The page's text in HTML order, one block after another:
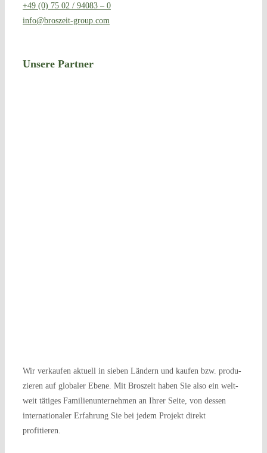
+49 (0) 75 02 / 94083 – 0
info@broszeit-group.com
Unse­re Partner
Wir ver­kau­fen aktu­ell in sie­ben Län­dern und kau­fen bzw. pro­du­
zie­ren auf glo­ba­ler Ebe­ne. Mit Bro­szeit haben Sie also ein welt­
weit täti­ges Fami­li­en­un­ter­neh­men an Ihrer Sei­te, von des­sen
inter­na­tio­na­ler Erfah­rung Sie bei jedem Pro­jekt direkt
profitieren.